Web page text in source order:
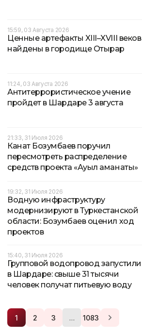
15:59, 03 Августа 2026
Ценные артефакты XIII–XVIII веков
найдены в городище Отырар
11:24, 03 Августа 2026
Антитеррористическое учение
пройдет в Шардаре 3 августа
21:33, 31 Июля 2026
Канат Бозумбаев поручил
пересмотреть распределение
средств проекта «Ауыл аманаты»
19:32, 31 Июля 2026
Водную инфраструктуру
модернизируют в Туркестанской
области: Бозумбаев оценил ход
проектов
15:40, 31 Июля 2026
Групповой водопровод запустили
в Шардаре: свыше 31 тысячи
человек получат питьевую воду
1 2 3 … 1083